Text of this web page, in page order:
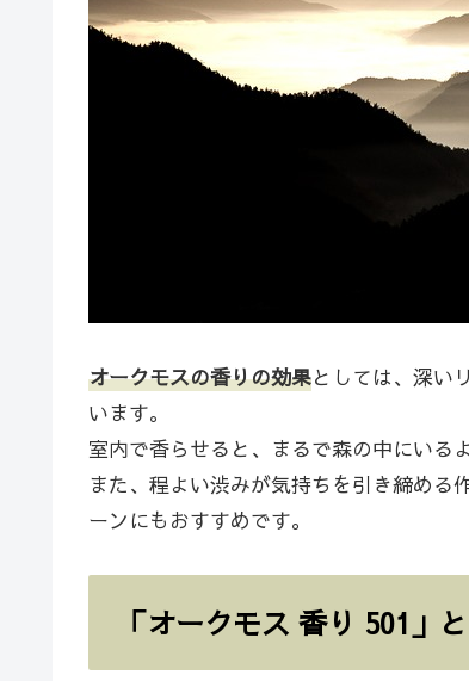
オークモスの香りの効果としては、深い
います。
室内で香らせると、まるで森の中にいる
また、程よい渋みが気持ちを引き締める
ーンにもおすすめです。
「オークモス 香り 501」